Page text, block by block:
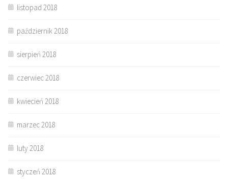
listopad 2018
październik 2018
sierpień 2018
czerwiec 2018
kwiecień 2018
marzec 2018
luty 2018
styczeń 2018